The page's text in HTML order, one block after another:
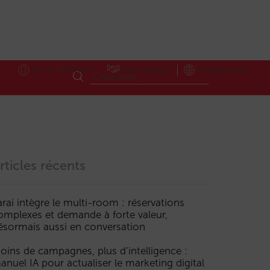
Accès Hôteliers Partnerships International
Prix Réservation Tarifs
récents
intègre le multi-room : réservations
et demande à forte valeur,
aussi en conversation
de campagnes, plus d’intelligence :
IA pour actualiser le marketing digital